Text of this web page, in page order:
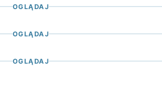
OGLĄDAJ
OGLĄDAJ
OGLĄDAJ